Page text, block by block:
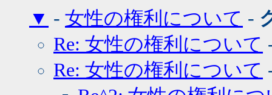
▼ - 女性の権利について -
Re: 女性の権利について
Re: 女性の権利について